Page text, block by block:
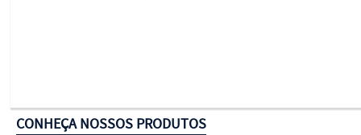
CONHEÇA NOSSOS PRODUTOS